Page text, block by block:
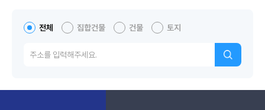
전체 집합건물 건물 토지